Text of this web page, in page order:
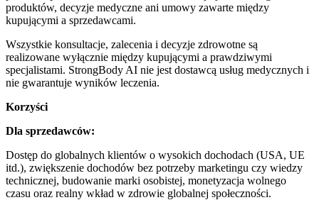
produktów, decyzje medyczne ani umowy zawarte między
kupującymi a sprzedawcami.
Wszystkie konsultacje, zalecenia i decyzje zdrowotne są
realizowane wyłącznie między kupującymi a prawdziwymi
specjalistami. StrongBody AI nie jest dostawcą usług medycznych i
nie gwarantuje wyników leczenia.
Korzyści
Dla sprzedawców:
Dostęp do globalnych klientów o wysokich dochodach (USA, UE
itd.), zwiększenie dochodów bez potrzeby marketingu czy wiedzy
technicznej, budowanie marki osobistej, monetyzacja wolnego
czasu oraz realny wkład w zdrowie globalnej społeczności.